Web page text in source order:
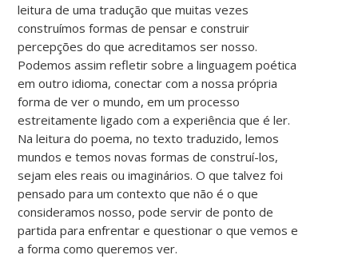
leitura de uma tradução que muitas vezes
construímos formas de pensar e construir
percepções do que acreditamos ser nosso.
Podemos assim refletir sobre a linguagem poética
em outro idioma, conectar com a nossa própria
forma de ver o mundo, em um processo
estreitamente ligado com a experiência que é ler.
Na leitura do poema, no texto traduzido, lemos
mundos e temos novas formas de construí-los,
sejam eles reais ou imaginários. O que talvez foi
pensado para um contexto que não é o que
consideramos nosso, pode servir de ponto de
partida para enfrentar e questionar o que vemos e
a forma como queremos ver.